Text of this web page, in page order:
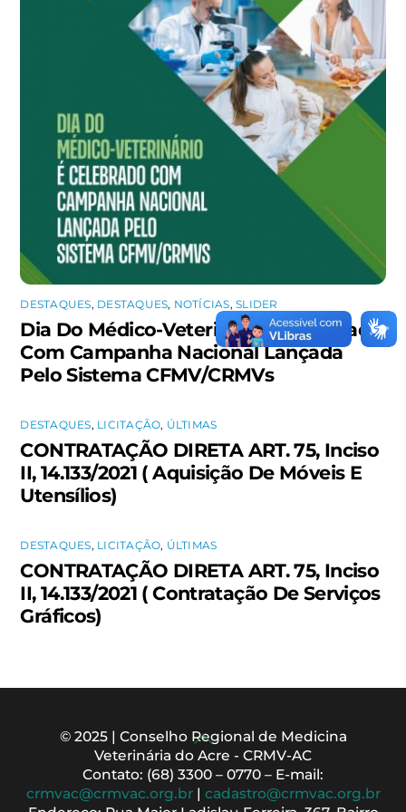
DESTAQUES, DESTAQUES, NOTÍCIAS,SLIDER
Dia Do Médico-Veterinário É Celebrado
Com Campanha Nacional Lançada
Pelo Sistema CFMV/CRMVs
DESTAQUES, LICITAÇÃO, ÚLTIMAS
CONTRATAÇÃO DIRETA ART. 75, Inciso
II, 14.133/2021 ( Aquisição De Móveis E
Utensílios)
DESTAQUES, LICITAÇÃO, ÚLTIMAS
CONTRATAÇÃO DIRETA ART. 75, Inciso
II, 14.133/2021 ( Contratação De Serviços
Gráficos)
Back
To
Top
© 2025 | Conselho Regional de Medicina
Veterinária do Acre - CRMV-AC
Contato: (68) 3300 – 0770 – E-mail:
crmvac@crmvac.org.br| cadastro@crmvac.org.br